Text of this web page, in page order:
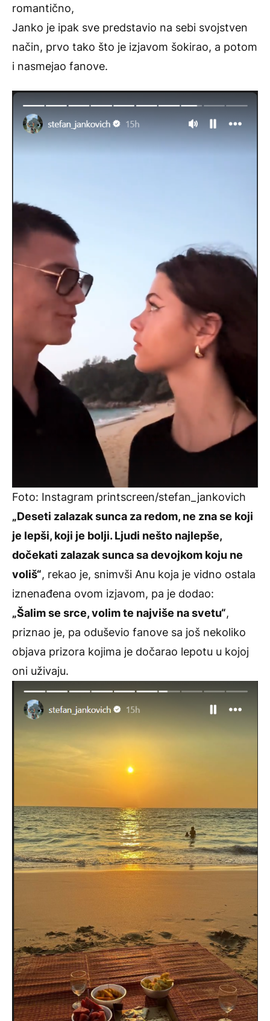
romantično,
Janko je ipak sve predstavio na sebi svojstven
način, prvo tako što je izjavom šokirao, a potom
i nasmejao fanove.
Foto: Instagram printscreen/stefan_jankovich
„Deseti zalazak sunca za redom, ne zna se koji
je lepši, koji je bolji. Ljudi nešto najlepše,
dočekati zalazak sunca sa devojkom koju ne
voliš“, rekao je, snimvši Anu koja je vidno ostala
iznenađena ovom izjavom, pa je dodao:
„Šalim se srce, volim te najviše na svetu“,
priznao je, pa oduševio fanove sa još nekoliko
objava prizora kojima je dočarao lepotu u kojoj
oni uživaju.